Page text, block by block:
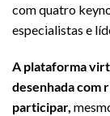
com quatro
especialistas e
A plataforma
desenhada com
participar,